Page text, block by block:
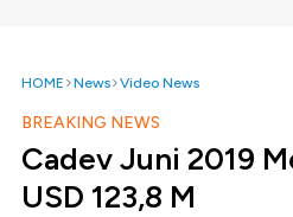
HOME News Video News
BREAKING NEWS
Cadev Juni 2019
USD 123,8 M